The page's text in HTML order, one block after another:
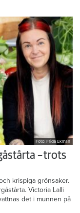
Foto: Frida Ekman
– trots
krispiga grönsaker.
Victoria Lalli
det i munnen på